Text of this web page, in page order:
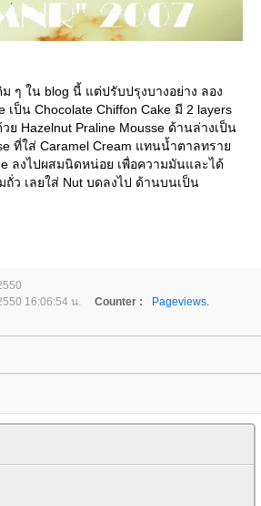
ๆ ใน blog นี้ แต่ปรับปรุงบางอย่าง ลอง
เป็น Chocolate Chiffon Cake มี 2 layers
ย Hazelnut Praline Mousse ด้านล่างเป็น
ที่ใส่ Caramel Cream แทนน้ำตาลทราย
ลงไปผสมนิดหน่อย เพื่อความมันและได้
ถั่ว เลยใส่ Nut บดลงไป ด้านบนเป็น
16:06:54 น. Counter :
Pageviews.